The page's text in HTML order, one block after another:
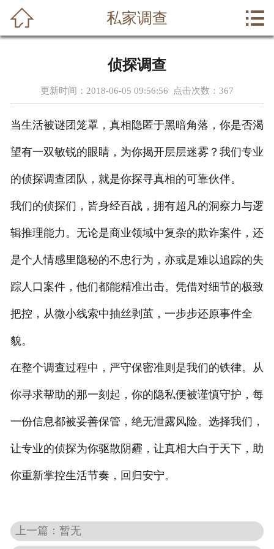
侦探案例
行业资讯
侦探事务所
在线留言
 私家调查 
侦探调查
更新时间：2018-06-05 09:56:56 点击次数： 367
当生活被谜团笼罩，真相隐匿于黑暗角落，你是否渴
望有一双敏锐的眼睛，为你揭开层层迷雾？我们专业
的侦探调查团队，就是你探寻真相的可靠伙伴。
我们的侦探们，皆身经百战，拥有超凡的洞察力与逻
辑推理能力。无论是商业领域中复杂的欺诈案件，还
是个人情感里隐秘的不忠行为，亦或是难以追踪的失
踪人口案件，他们都能精准出击。凭借对细节的极致
把控，从微小线索中抽丝剥茧，一步步还原事件全
貌。
在整个调查过程中，严守保密准则是我们的铁律。从
你寻求帮助的那一刻起，你的隐私便被谨慎守护，每
一份信息都被妥善保管，绝无泄露风险。选择我们，
让专业的侦探为你驱散阴霾，让真相大白于天下，助
你重新掌控生活节奏，回归安宁。
上一篇：暂无